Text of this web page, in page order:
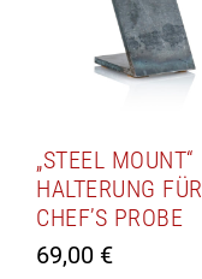
„STEEL MOUNT“
HALTERUNG FÜR
CHEF’S PROBE
69,00 €